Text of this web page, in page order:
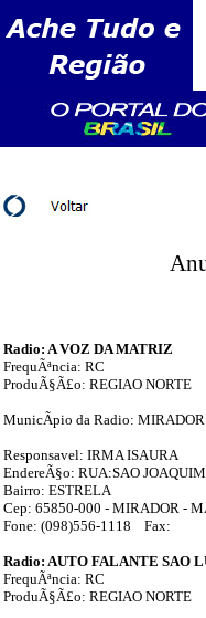
Radio: A VOZ DA MATRIZ
FrequÃªncia: RC
ProduÃ§Ã£o: REGIAO NORTE
MunicÃ­pio da Radio:
Responsavel: IRMA ISAURA
EndereÃ§o: RUA:SAO
Bairro: ESTRELA
Cep: 65850-000 - MIRADOR -
Fone: (098)556-1118 Fax:
Radio: AUTO FALANTE SAO
FrequÃªncia: RC
ProduÃ§Ã£o: REGIAO NORTE